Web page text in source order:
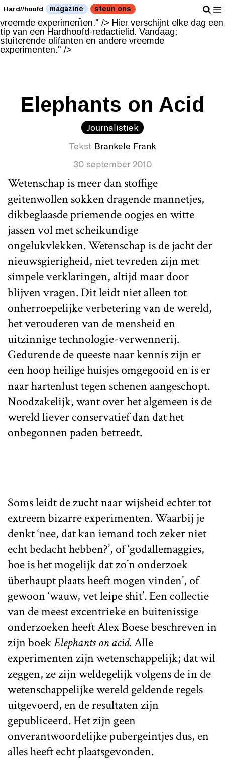
Hier verschijnt elke dag een tip van een Hardhoofd-
redactielid. Vandaag: stuiterende olifanten en andere
vreemde experimenten." /> Hier verschijnt elke dag een
tip van een Hardhoofd-redactielid. Vandaag:
stuiterende olifanten en andere vreemde
experimenten." />
Hard//hoofd magazine steun ons
Elephants on Acid
Journalistiek
Tekst Brankele Frank
30 september 2010
Wetenschap is meer dan stoffige
geitenwollen sokken dragende mannetjes,
dikbeglaasde priemende oogjes en witte
jassen vol met scheikundige
ongelukvlekken. Wetenschap is de jacht der
nieuwsgierigheid, niet tevreden zijn met
simpele verklaringen, altijd maar door
blijven vragen. Dit leidt niet alleen tot
onherroepelijke verbetering van de wereld,
het verouderen van de mensheid en
uitzinnige technologie-verwennerij.
Gedurende de queeste naar kennis zijn er
een hoop heilige huisjes omgegooid en is er
naar hartenlust tegen schenen aangeschopt.
Noodzakelijk, want over het algemeen is de
wereld liever conservatief dan dat het
onbegonnen paden betreedt.
Soms leidt de zucht naar wijsheid echter tot
extreem bizarre experimenten. Waarbij je
denkt ‘nee, dat kan iemand toch zeker niet
echt bedacht hebben?’, of ‘godallemaggies,
hoe is het mogelijk dat zo’n onderzoek
überhaupt plaats heeft mogen vinden’, of
gewoon ‘wauw, vet leipe shit’. Een collectie
van de meest excentrieke en buitenissige
onderzoeken heeft Alex Boese beschreven in
zijn boekElephants on acid. Alle
experimenten zijn wetenschappelijk; dat wil
zeggen, ze zijn weldegelijk volgens de in de
wetenschappelijke wereld geldende regels
uitgevoerd, en de resultaten zijn
gepubliceerd. Het zijn geen
onverantwoordelijke pubergeintjes dus, en
alles heeft echt plaatsgevonden.